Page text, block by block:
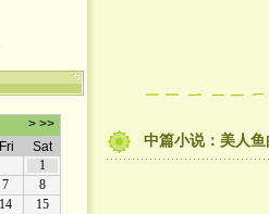
中篇小说：美人